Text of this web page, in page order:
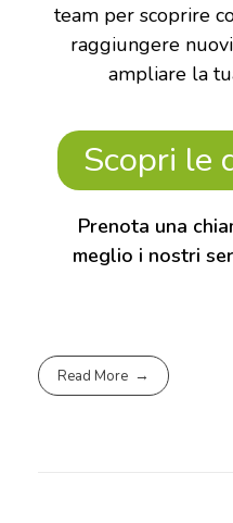
team per scoprire
raggiungere
ampliare la
Scopri le
Prenota una
meglio i nostri
Read More